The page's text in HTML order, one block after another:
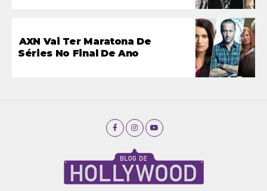
AXN Vai Ter Maratona De
Séries No Final De Ano